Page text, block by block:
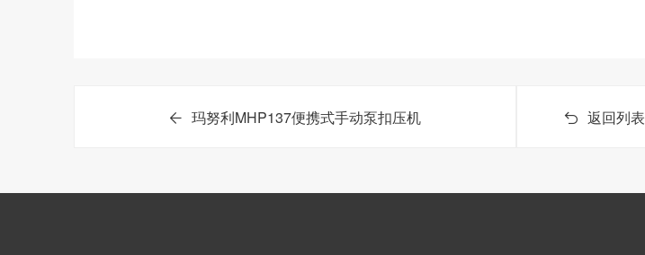
玛努利MHP137便携式手动泵扣压机 返回列表